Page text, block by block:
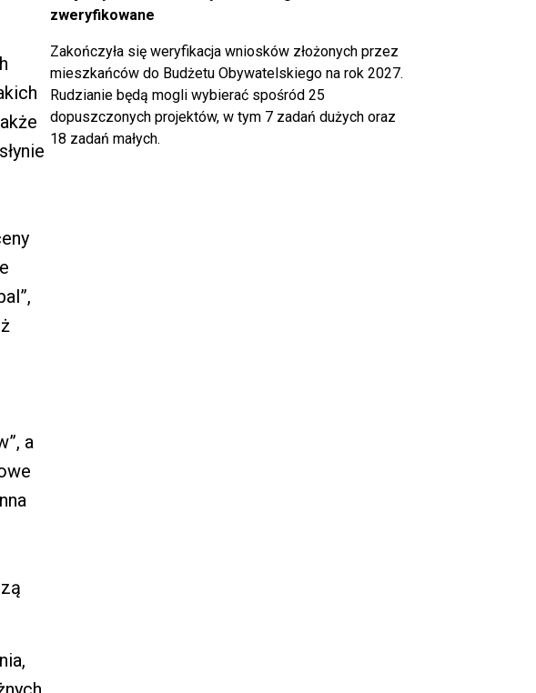
a
zweryfikowane
Zakończyła się weryfikacja wniosków złożonych przez
mieszkańców do Budżetu Obywatelskiego na rok 2027.
Rudzianie będą mogli wybierać spośród 25
dopuszczonych projektów, w tym 7 zadań dużych oraz
18 zadań małych.